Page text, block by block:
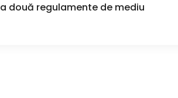
a două regulamente de mediu